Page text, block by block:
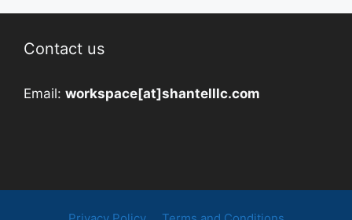
Contact us
Email: workspace[at]shantelllc.com